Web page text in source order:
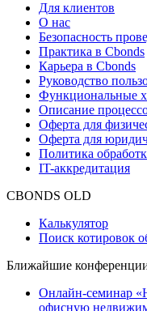
Для клиентов
О нас
Безопасность
Практика в Cbonds
Карьера в Cbonds
Руководство
Функциональные
Описание
Оферта для
Оферта для
Политика
IT-аккредитация
CBONDS OLD
Калькулятор
Поиск котировок
Ближайшие
Онлайн-семинар
офисную